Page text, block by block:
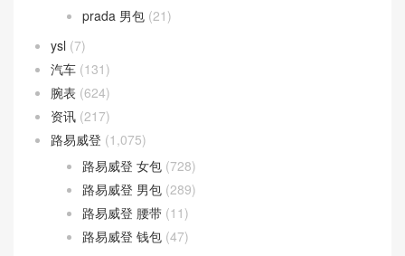
prada 男包 (21)
ysl (7)
汽车 (131)
腕表 (624)
资讯 (217)
路易威登 (1,075)
路易威登 女包 (728)
路易威登 男包 (289)
路易威登 腰带 (11)
路易威登 钱包 (47)